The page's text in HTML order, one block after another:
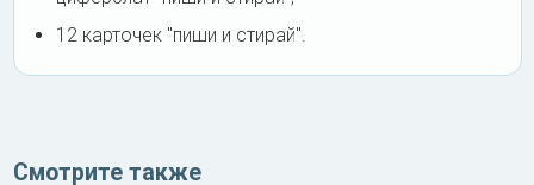
12 карточек "пиши и стирай".
Смотрите также